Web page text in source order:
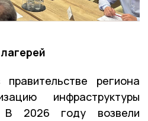
региона
инфраструктуры
В 2026 году возвели